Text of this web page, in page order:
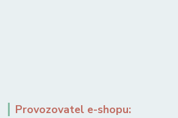
Provozovatel e-shopu: